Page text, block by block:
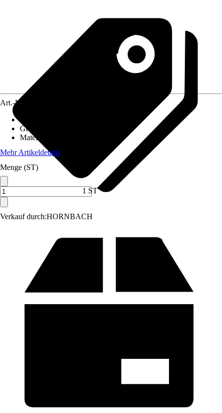
Verkauf durch:HORNBACH
Art.-Nr.
Grundfarbe
Material
Mehr Artikeldetails
Menge (ST)
1 ST